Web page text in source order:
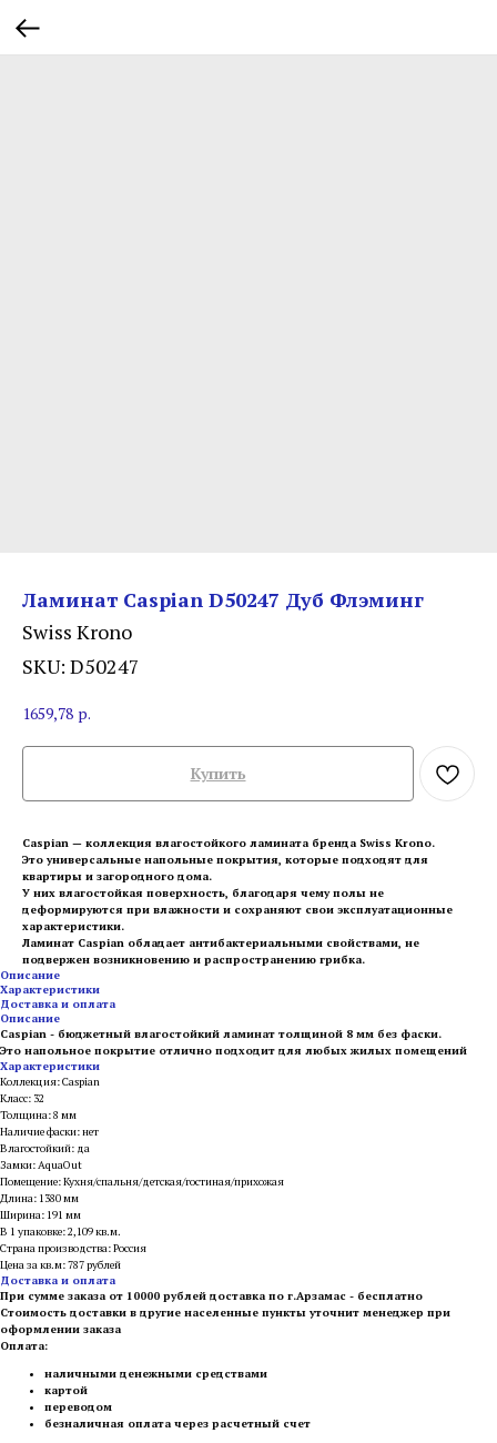
Ламинат Caspian D50247 Дуб Флэминг
Swiss Krono
SKU: D50247
1659,78 р.
Купить
Caspian — коллекция влагостойкого ламината бренда Swiss Krono.
Это универсальные напольные покрытия, которые подходят для
квартиры и загородного дома.
У них влагостойкая поверхность, благодаря чему полы не
деформируются при влажности и сохраняют свои эксплуатационные
характеристики.
Ламинат Caspian обладает антибактериальными свойствами, не
подвержен возникновению и распространению грибка.
Описание
Характеристики
Доставка и оплата
Описание
Caspian - бюджетный влагостойкий ламинат толщиной 8 мм без фаски.
Это напольное покрытие отлично подходит для любых жилых помещений
Характеристики
Коллекция: Caspian
Класс: 32
Толщина: 8 мм
Наличие фаски: нет
Влагостойкий: да
Замки: AquaOut
Помещение: Кухня/спальня/детская/гостиная/прихожая
Длина: 1380 мм
Ширина: 191 мм
В 1 упаковке: 2,109 кв.м.
Страна производства: Россия
Цена за кв.м: 787 рублей
Доставка и оплата
При сумме заказа от 10000 рублей доставка по г.Арзамас - бесплатно
Стоимость доставки в другие населенные пункты уточнит менеджер при
оформлении заказа
Оплата:
наличными денежными средствами
картой
переводом
безналичная оплата через расчетный счет